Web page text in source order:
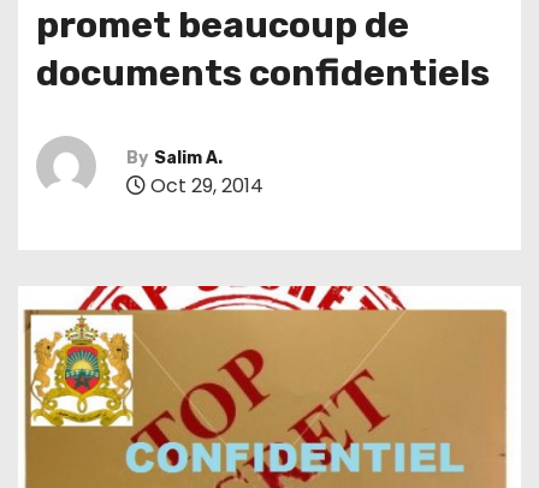
promet beaucoup de
documents confidentiels
By Salim A.
Oct 29, 2014